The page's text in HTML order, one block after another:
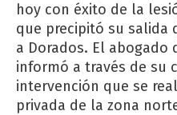
hoy con éxito de la
que precipitó su salida
a Dorados. El abogado
informó a través de su
intervención que se
privada de la zona